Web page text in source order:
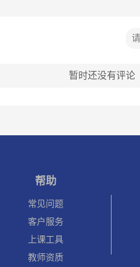
暂时还没有评论
帮助
常见问题
客户服务
上课工具
教师资质